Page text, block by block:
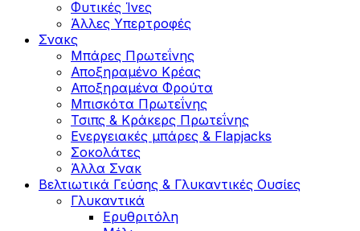
Φυτικές Ίνες
Άλλες Υπερτροφές
Σνακς
Μπάρες Πρωτεΐνης
Αποξηραμένο Κρέας
Αποξηραμένα Φρούτα
Μπισκότα Πρωτεΐνης
Τσιπς & Kράκερς Πρωτεΐνης
Ενεργειακές μπάρες & Flapjacks
Σοκολάτες
Άλλα Σνακ
Βελτιωτικά Γεύσης & Γλυκαντικές Ουσίες
Γλυκαντικά
Ερυθριτόλη